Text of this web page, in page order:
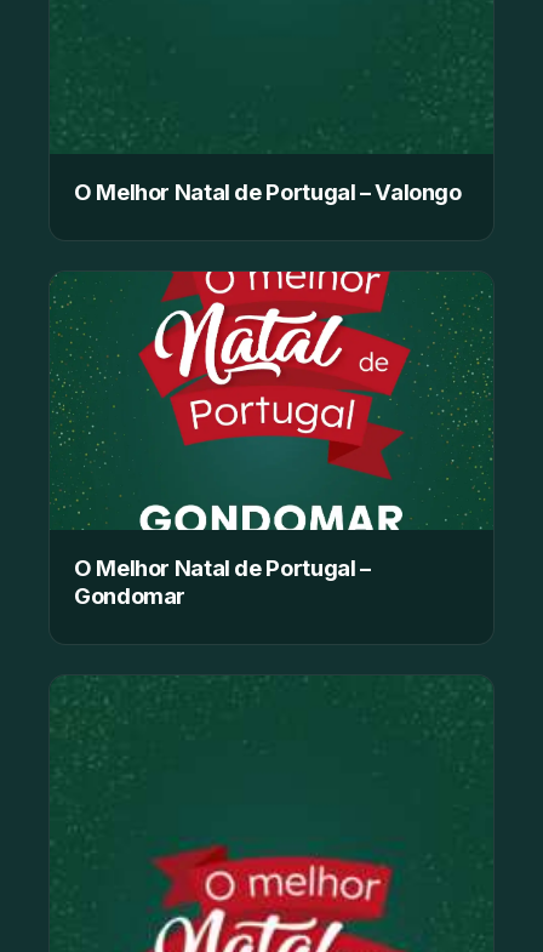
O Melhor Natal de Portugal – Valongo
O Melhor Natal de Portugal –
Gondomar